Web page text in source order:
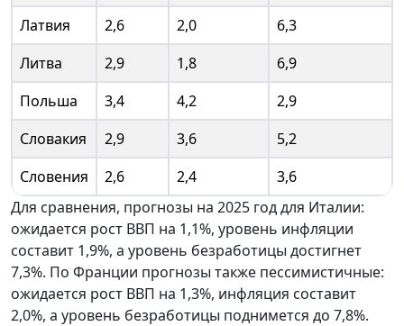
Латвия 2,6 2,0
6,3
Литва
2,9 1,8
6,9
Польша
3,4 4,2
2,9
Словакия
2,9 3,6
5,2
Словения
2,6 2,4
3,6
Для сравнения, прогнозы на 2025 год для Италии:
ожидается рост ВВП на 1,1%, уровень инфляции
составит 1,9%, а уровень безработицы достигнет
7,3%. По Франции прогнозы также пессимистичные:
ожидается рост ВВП на 1,3%, инфляция составит
2,0%, а уровень безработицы поднимется до 7,8%.